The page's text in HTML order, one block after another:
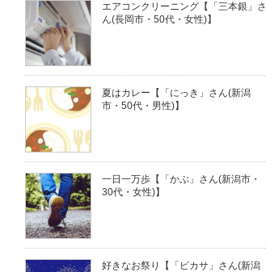
エアコンクリーニング【「三本銀」さ
ん(長岡市・50代・女性)】
夏はカレー【「にっき」さん(新潟
市・50代・男性)】
一日一万歩【「かぶ」さん(新潟市・
30代・女性)】
好きなお祭り【「ピカサ」さん(新潟